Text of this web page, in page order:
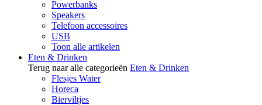
Powerbanks
Speakers
Telefoon accessoires
USB
Toon alle artikelen
Eten & Drinken
Terug naar alle categorieën Eten & Drinken
Flesjes Water
Horeca
Bierviltjes